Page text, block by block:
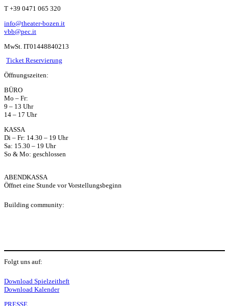
T +39 0471 065 320
info@theater-bozen.it
vbb@pec.it
MwSt. IT01448840213
W
ha
ts
ap
p
Ticket Reservierung
Öffnungszeiten:
BÜRO
Mo – Fr:
9 – 13 Uhr
14 – 17 Uhr
KASSA
Di – Fr: 14.30 – 19 Uhr
Sa: 15.30 – 19 Uhr
So & Mo: geschlossen
ABENDKASSA
Öffnet eine Stunde vor Vorstellungsbeginn
Building community:
P
Folgt uns auf:
Y
Download Spielzeitheft
Download Kalender
PRESSE